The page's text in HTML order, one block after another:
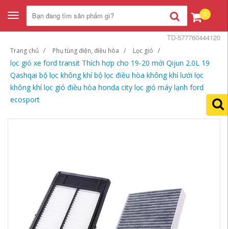
Toggle
navigation
0
Trang chủ Phụ tùng điện, điều hòa Lọc gió
lọc gió xe ford transit Thích hợp cho 19-20 mới Qijun 2.0L 19
Qashqai bộ lọc không khí bộ lọc điều hòa không khí lưới lọc
không khí lọc gió điều hòa honda city lọc gió máy lạnh ford
ecosport
TD-577760444120